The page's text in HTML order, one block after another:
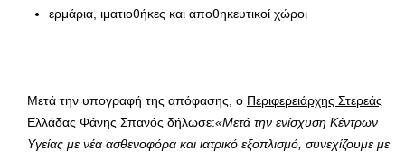
ερμάρια, ιματιοθήκες και αποθηκευτικοί χώροι
Μετά την υπογραφή της απόφασης, ο Περιφερειάρχης Στερεάς
Ελλάδας Φάνης Σπανός δήλωσε:«Μετά την ενίσχυση Κέντρων
Υγείας με νέα ασθενοφόρα και ιατρικό εξοπλισμό, συνεχίζουμε με